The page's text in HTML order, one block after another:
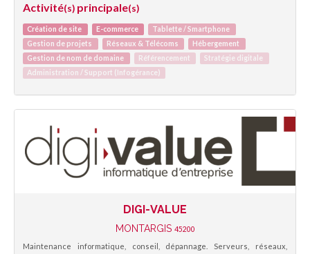
Activité(s) principale(s)
Création de site E-commerce
Tablette / Smartphone
Gestion de projets
Réseaux & Télécoms
Hébergement
Gestion de nom de domaine
Référencement
Stratégie digitale
Administration / Support (Infogérance)
DIGI-VALUE
MONTARGIS 45200
Maintenance informatique, conseil, dépannage. Serveurs, réseaux,